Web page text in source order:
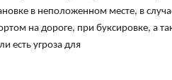
в неположенном месте, в
на дороге, при буксировке, а
есть угроза для